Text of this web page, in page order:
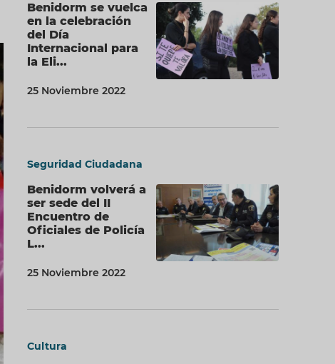
Benidorm se vuelca
en la celebración
del Día
Internacional para
la Eli...
25 Noviembre 2022
Seguridad Ciudadana
Benidorm volverá a
ser sede del II
Encuentro de
Oficiales de Policía
L...
25 Noviembre 2022
Cultura